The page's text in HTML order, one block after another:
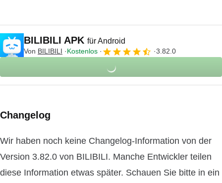
BILIBILI APK für Android
Von BILIBILI Kostenlos 3.82.0
Changelog
Wir haben noch keine Changelog-Information von der
Version 3.82.0 von BILIBILI. Manche Entwickler teilen
diese Information etwas später. Schauen Sie bitte in ein